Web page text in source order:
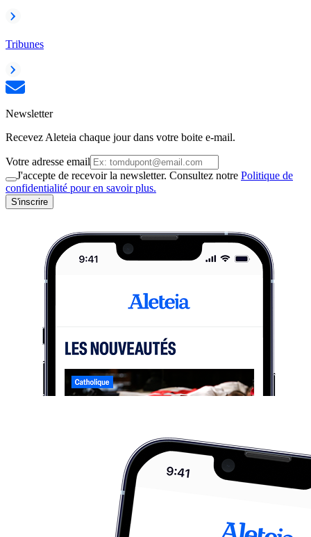
Tribunes
Newsletter
Recevez Aleteia chaque jour dans votre boite e-mail.
Votre adresse email
J'accepte de recevoir la newsletter. Consultez notre Politique de
confidentialité pour en savoir plus.
S'inscrire